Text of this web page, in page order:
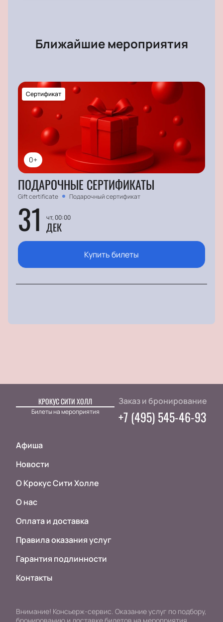
Ближайшие мероприятия
0+
Сертификат
ПОДАРОЧНЫЕ СЕРТИФИКАТЫ
Gift certificate Подарочный сертификат
31 чт, 00:00
ДЕК
Купить билеты
КРОКУС СИТИ ХОЛЛ
Билеты на мероприятия
Афиша
Новости
О Крокус Сити Холле
О нас
Оплата и доставка
Правила оказания услуг
Гарантия подлинности
Контакты
Заказ и бронирование
+7 (495) 545-46-93
Внимание! Консьерж-сервис. Оказание услуг по подбору,